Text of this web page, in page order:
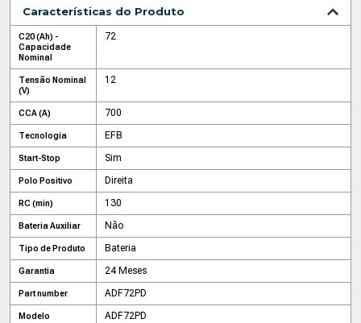
Características do Produto
C20 (Ah) -
Capacidade
Nominal
72
Tensão Nominal
(V)
12
CCA (A) 700
Tecnologia EFB
Start-Stop Sim
Polo Positivo Direita
RC (min) 130
Bateria Auxiliar Não
Tipo de Produto Bateria
Garantia 24 Meses
Part number ADF72PD
Modelo ADF72PD